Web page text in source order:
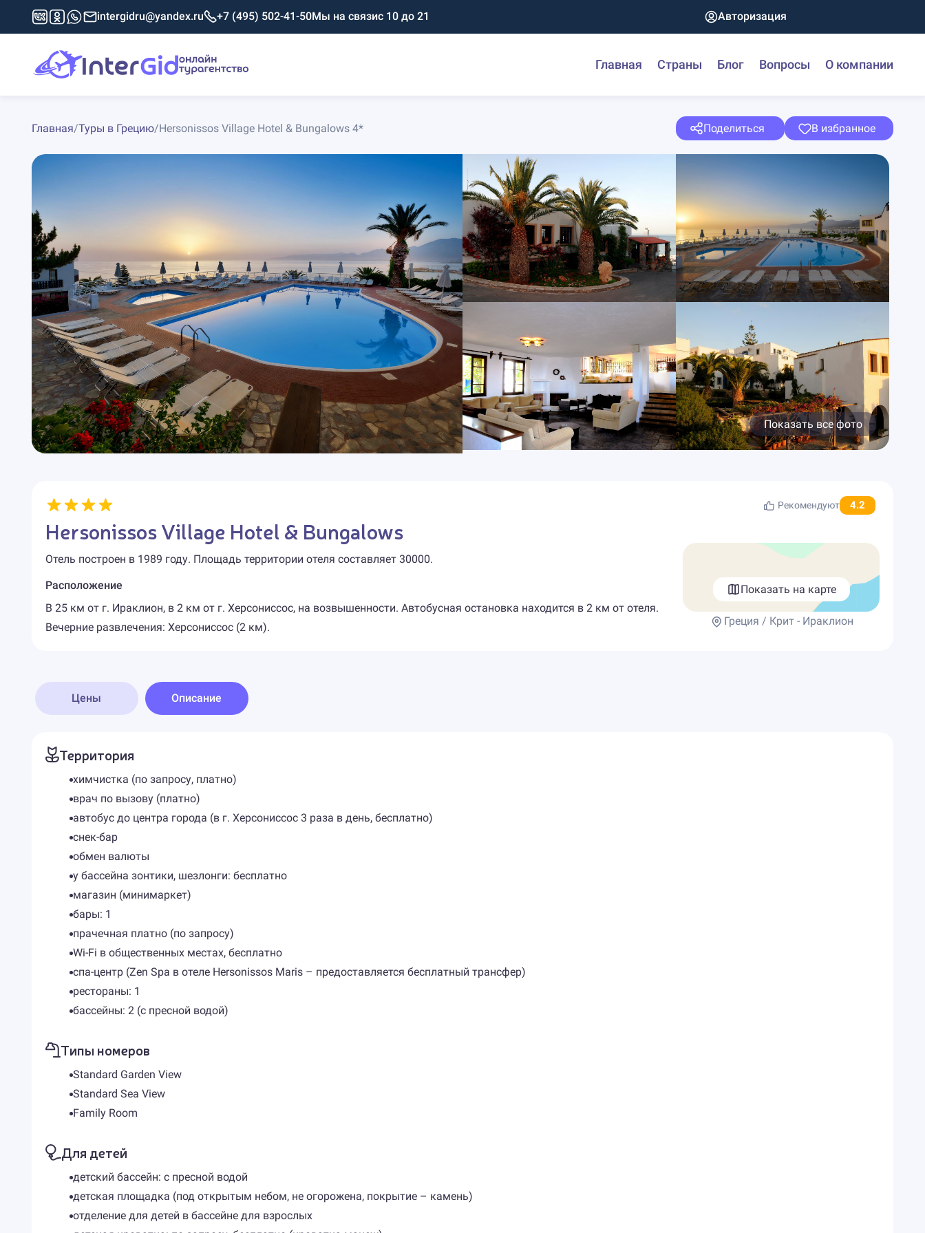
intergidru@yandex.ru +7 (495) 502-41-50Мы на связис 10 до 21 Авторизация
Главная Страны Блог Вопросы О компании
Главная/Туры в Грецию/Hersonissos Village Hotel & Bungalows 4* Поделиться В избранное
Показать все фото
Рекомендуют 4.2
Hersonissos Village Hotel & Bungalows
Отель построен в 1989 году. Площадь территории отеля составляет 30000.
Расположение
В 25 км от г. Ираклион, в 2 км от г. Херсониссос, на возвышенности. Автобусная остановка находится в 2 км от отеля.
Вечерние развлечения: Херсониссос (2 км).
Показать на карте
Греция / Крит - Ираклион
Цены Описание
Территория
химчистка (по запросу, платно)
врач по вызову (платно)
автобус до центра города (в г. Херсониссос 3 раза в день, бесплатно)
снек-бар
обмен валюты
у бассейна зонтики, шезлонги: бесплатно
магазин (минимаркет)
бары: 1
прачечная платно (по запросу)
Wi-Fi в общественных местах, бесплатно
спа-центр (Zen Spa в отеле Hersonissos Maris – предоставляется бесплатный трансфер)
рестораны: 1
бассейны: 2 (с пресной водой)
Типы номеров
Standard Garden View
Standard Sea View
Family Room
Для детей
детский бассейн: с пресной водой
детская площадка (под открытым небом, не огорожена, покрытие – камень)
отделение для детей в бассейне для взрослых